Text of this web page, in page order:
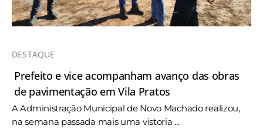
DESTAQUE
Prefeito e vice acompanham avanço das obras
de pavimentação em Vila Pratos
A Administração Municipal de Novo Machado realizou,
na semana passada mais uma vistoria ...